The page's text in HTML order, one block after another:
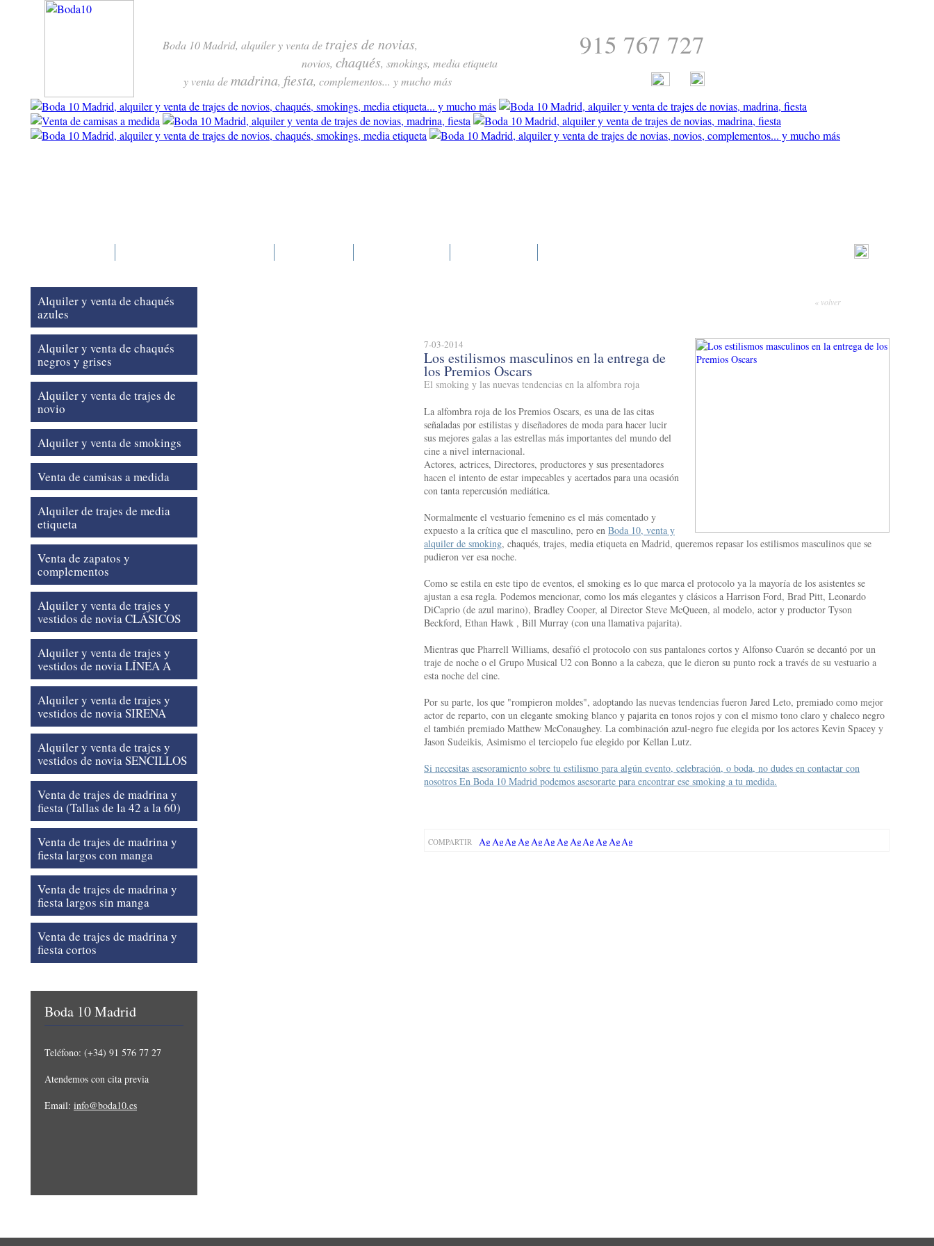
915 767 727
Boda 10 Madrid, alquiler y venta de trajes de novias,
novios, chaqués, smokings, media etiqueta
y venta demadrina, fiesta, complementos... y mucho más
« volver
7-03-2014
Los estilismos masculinos en la entrega de
los Premios Oscars
El smoking y las nuevas tendencias en la alfombra roja
La alfombra roja de los Premios Oscars, es una de las citas
señaladas por estilistas y diseñadores de moda para hacer lucir
sus mejores galas a las estrellas más importantes del mundo del
cine a nivel internacional.
Actores, actrices, Directores, productores y sus presentadores
hacen el intento de estar impecables y acertados para una ocasión
con tanta repercusión mediática.
Normalmente el vestuario femenino es el más comentado y
expuesto a la crítica que el masculino, pero en Boda 10, venta y
alquiler de smoking, chaqués, trajes, media etiqueta en Madrid, queremos repasar los estilismos masculinos que se
pudieron ver esa noche.
Como se estila en este tipo de eventos, el smoking es lo que marca el protocolo ya la mayoría de los asistentes se
ajustan a esa regla. Podemos mencionar, como los más elegantes y clásicos a Harrison Ford, Brad Pitt, Leonardo
DiCaprio (de azul marino), Bradley Cooper, al Director Steve McQueen, al modelo, actor y productor Tyson
Beckford, Ethan Hawk , Bill Murray (con una llamativa pajarita).
Mientras que Pharrell Williams, desafíó el protocolo con sus pantalones cortos y Alfonso Cuarón se decantó por un
traje de noche o el Grupo Musical U2 con Bonno a la cabeza, que le dieron su punto rock a través de su vestuario a
esta noche del cine.
Por su parte, los que "rompieron moldes", adoptando las nuevas tendencias fueron Jared Leto, premiado como mejor
actor de reparto, con un elegante smoking blanco y pajarita en tonos rojos y con el mismo tono claro y chaleco negro
el también premiado Matthew McConaughey. La combinación azul-negro fue elegida por los actores Kevin Spacey y
Jason Sudeikis, Asimismo el terciopelo fue elegido por Kellan Lutz.
Si necesitas asesoramiento sobre tu estilismo para algún evento, celebración, o boda, no dudes en contactar con
nosotros En Boda 10 Madrid podemos asesorarte para encontrar ese smoking a tu medida.
COMPARTIR
Alquiler y venta de chaqués
azules
Alquiler y venta de chaqués
negros y grises
Alquiler y venta de trajes de
novio
Alquiler y venta de smokings
Venta de camisas a medida
Alquiler de trajes de media
etiqueta
Venta de zapatos y
complementos
Alquiler y venta de trajes y
vestidos de novia CLÁSICOS
Alquiler y venta de trajes y
vestidos de novia LÍNEA A
Alquiler y venta de trajes y
vestidos de novia SIRENA
Alquiler y venta de trajes y
vestidos de novia SENCILLOS
Venta de trajes de madrina y
fiesta (Tallas de la 42 a la 60)
Venta de trajes de madrina y
fiesta largos con manga
Venta de trajes de madrina y
fiesta largos sin manga
Venta de trajes de madrina y
fiesta cortos
Boda 10 Madrid
Teléfono: (+34) 91 576 77 27
Atendemos con cita previa
Email: info@boda10.es